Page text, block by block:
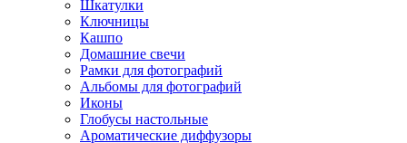
Шкатулки
Ключницы
Кашпо
Домашние свечи
Рамки для фотографий
Альбомы для фотографий
Иконы
Глобусы настольные
Ароматические диффузоры